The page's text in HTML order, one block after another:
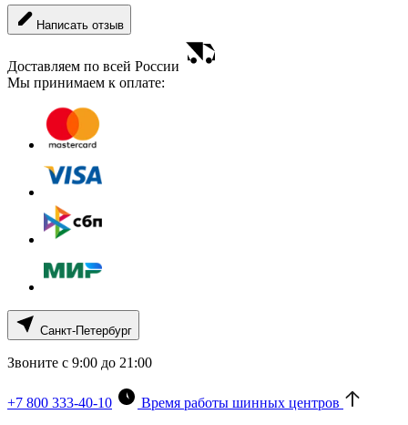
Написать отзыв
Доставляем по всей России
Мы принимаем к оплате:
Санкт-Петербург
Звоните с 9:00 до 21:00
+7 800 333-40-10
Время работы шинных центров